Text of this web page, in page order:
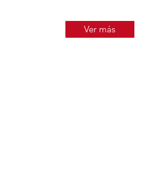
Ver más